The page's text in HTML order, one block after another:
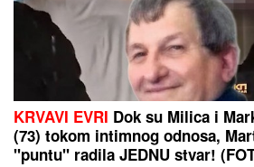
KRVAVI EVRI Dok su Milica i
(73) tokom intimnog odnosa,
"puntu" radila JEDNU stvar!